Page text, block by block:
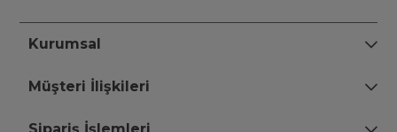
Kurumsal
Müşteri İlişkileri
Sipariş İşlemleri